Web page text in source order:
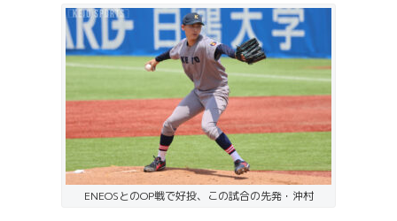
ENEOSとのOP戦で好投、この試合の先発・沖村